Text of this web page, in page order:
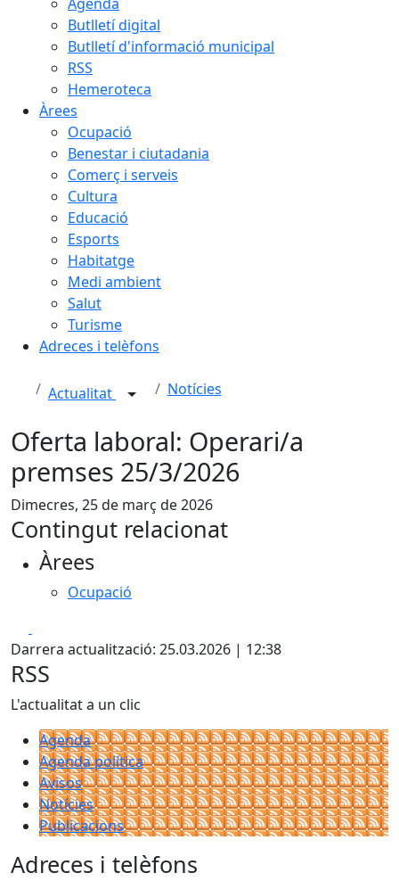
Butlletí digital
Butlletí d'informació municipal
RSS
Hemeroteca
Àrees
Ocupació
Benestar i ciutadania
Comerç i serveis
Cultura
Educació
Esports
Habitatge
Medi ambient
Salut
Turisme
Adreces i telèfons
Actualitat Notícies
Oferta laboral: Operari/a
premses 25/3/2026
Dimecres, 25 de març de 2026
Contingut relacionat
Àrees
Ocupació
Darrera actualització: 25.03.2026 | 12:38
RSS
L'actualitat a un clic
Agenda
Agenda política
Avisos
Notícies
Publicacions
Adreces i telèfons